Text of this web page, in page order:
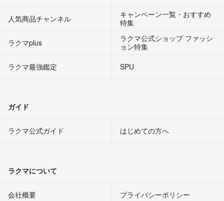
人気商品チャンネル
キャンペーン一覧・おすすめ
特集
ラクマplus
ラクマ公式ショップ ファッシ
ョン特集
ラクマ最強鑑定
SPU
ガイド
ラクマ公式ガイド はじめての方へ
ラクマについて
会社概要 プライバシーポリシー